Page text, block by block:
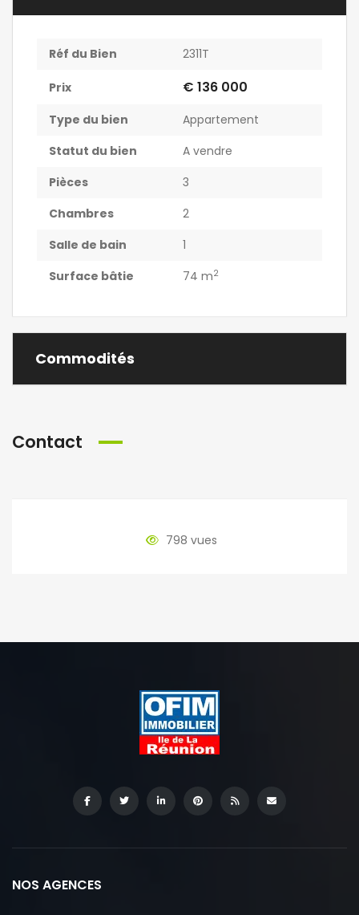
Réf du Bien 2311T
Prix € 136 000
Type du bien
Appartement
Statut du bien
A vendre
Pièces
3
Chambres
2
Salle de bain
1
Surface bâtie
74 m2
Commodités
Contact
798 vues
NOS AGENCES